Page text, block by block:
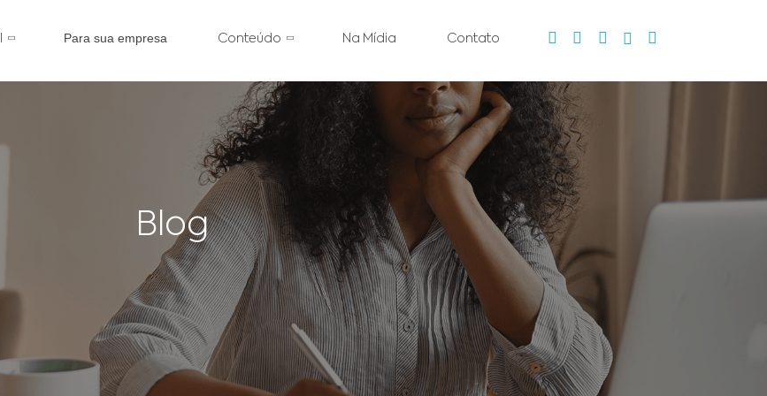
Para sua empresa Conteúdo Na Mídia Contato
Blog